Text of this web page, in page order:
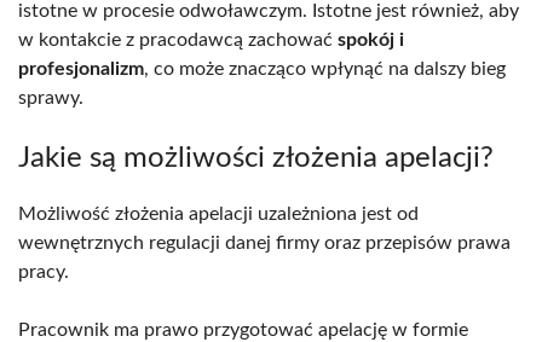
istotne w procesie odwoławczym. Istotne jest również, aby
w kontakcie z pracodawcą zachować spokój i
profesjonalizm, co może znacząco wpłynąć na dalszy bieg
sprawy.
Jakie są możliwości złożenia apelacji?
Możliwość złożenia apelacji uzależniona jest od
wewnętrznych regulacji danej firmy oraz przepisów prawa
pracy.
Pracownik ma prawo przygotować apelację w formie